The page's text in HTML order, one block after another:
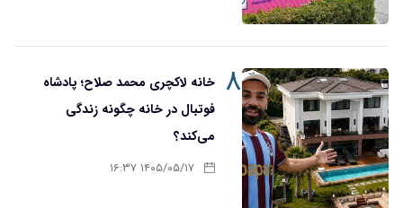
۸ خانه لاکچری محمد صلاح؛ پادشاه
فوتبال در خانه چگونه زندگی
می‌کند؟
۱۴۰۵/۰۵/۱۷ ۱۶:۳۷